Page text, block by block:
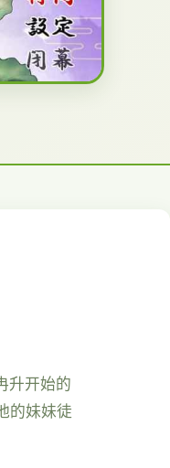
升开始的
的妹妹徒